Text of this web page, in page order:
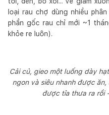
loại rau chợ dùng nhiều
phần gốc rau chỉ mới ~1
khỏe re luôn).
Cải củ, gieo một luống dày
ngon và siêu nhanh được
được tỉa thưa ra rồi